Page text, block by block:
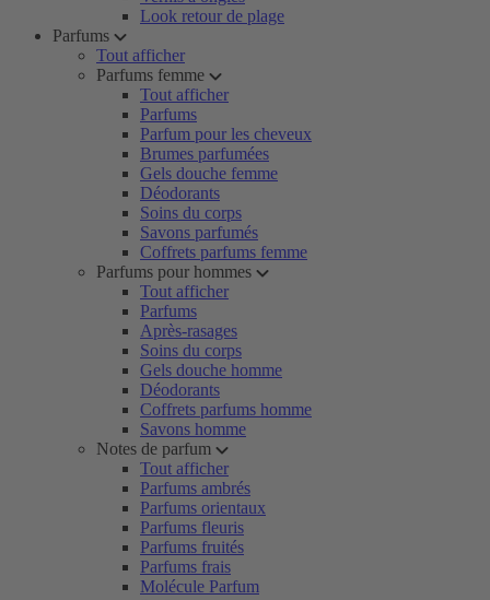
Look retour de plage
Parfums
Tout afficher
Parfums femme
Tout afficher
Parfums
Parfum pour les cheveux
Brumes parfumées
Gels douche femme
Déodorants
Soins du corps
Savons parfumés
Coffrets parfums femme
Parfums pour hommes
Tout afficher
Parfums
Après-rasages
Soins du corps
Gels douche homme
Déodorants
Coffrets parfums homme
Savons homme
Notes de parfum
Tout afficher
Parfums ambrés
Parfums orientaux
Parfums fleuris
Parfums fruités
Parfums frais
Molécule Parfum